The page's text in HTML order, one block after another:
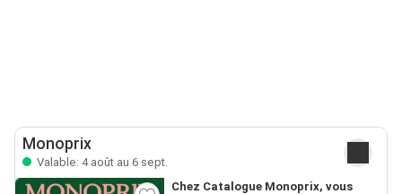
Monoprix
Valable: 4 août au 6 sept.
Chez Catalogue Monoprix, vous